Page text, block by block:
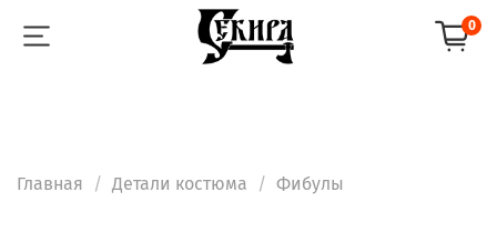
0
Главная Детали костюма Фибулы